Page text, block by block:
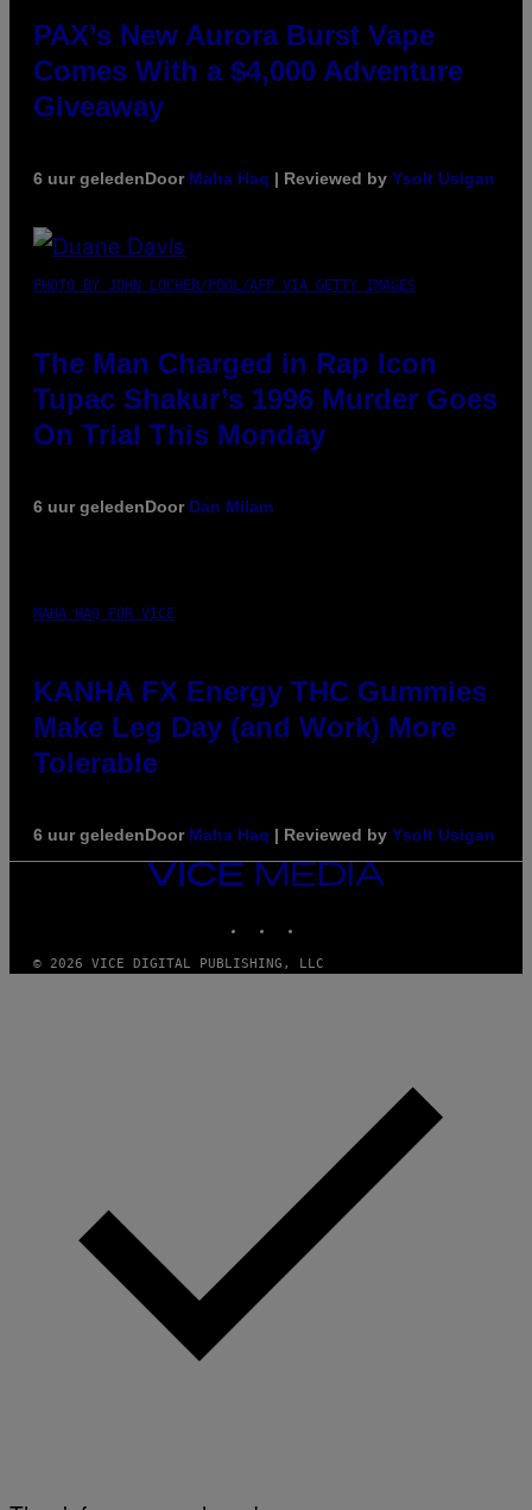
PAX’s New Aurora Burst Vape
Comes With a $4,000 Adventure
Giveaway
6 uur geledenDoor Maha Haq | Reviewed by Ysolt Usigan
PHOTO BY JOHN LOCHER/POOL/AFP VIA GETTY IMAGES
The Man Charged in Rap Icon
Tupac Shakur’s 1996 Murder Goes
On Trial This Monday
6 uur geledenDoor Dan Milam
MAHA HAQ FOR VICE
KANHA FX Energy THC Gummies
Make Leg Day (and Work) More
Tolerable
6 uur geledenDoor Maha Haq | Reviewed by Ysolt Usigan
VICE
MEDIA
© 2026 VICE DIGITAL PUBLISHING, LLC